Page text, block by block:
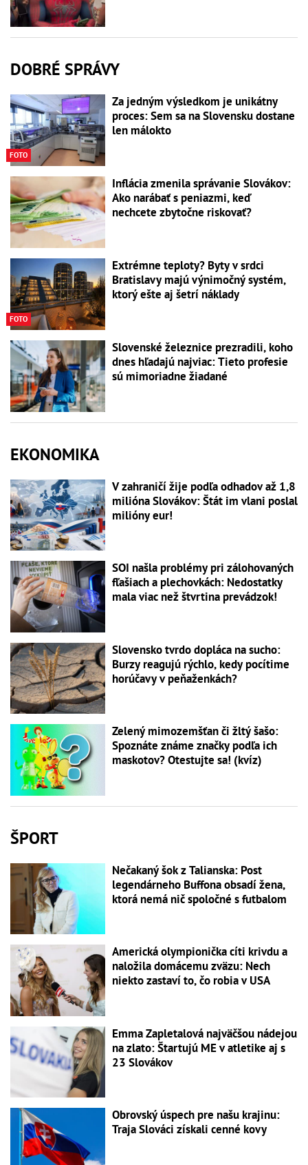
DOBRÉ SPRÁVY
FOTO
Za jedným výsledkom je unikátny
proces: Sem sa na Slovensku dostane
len málokto
Inflácia zmenila správanie Slovákov:
Ako narábať s peniazmi, keď
nechcete zbytočne riskovať?
FOTO
Extrémne teploty? Byty v srdci
Bratislavy majú výnimočný systém,
ktorý ešte aj šetrí náklady
Slovenské železnice prezradili, koho
dnes hľadajú najviac: Tieto profesie
sú mimoriadne žiadané
EKONOMIKA
V zahraničí žije podľa odhadov až 1,8
milióna Slovákov: Štát im vlani poslal
milióny eur!
SOI našla problémy pri zálohovaných
fľašiach a plechovkách: Nedostatky
mala viac než štvrtina prevádzok!
Slovensko tvrdo dopláca na sucho:
Burzy reagujú rýchlo, kedy pocítime
horúčavy v peňaženkách?
Zelený mimozemšťan či žltý šašo:
Spoznáte známe značky podľa ich
maskotov? Otestujte sa! (kvíz)
ŠPORT
Nečakaný šok z Talianska: Post
legendárneho Buffona obsadí žena,
ktorá nemá nič spoločné s futbalom
Americká olympionička cíti krivdu a
naložila domácemu zväzu: Nech
niekto zastaví to, čo robia v USA
Emma Zapletalová najväčšou nádejou
na zlato: Štartujú ME v atletike aj s
23 Slovákov
Obrovský úspech pre našu krajinu:
Traja Slováci získali cenné kovy